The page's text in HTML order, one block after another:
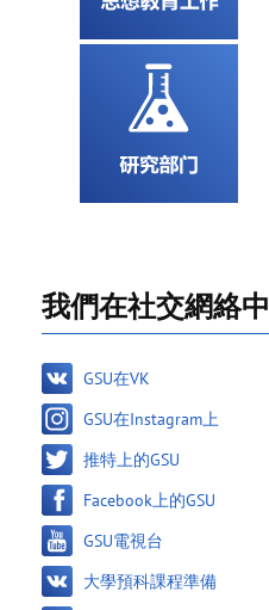
我們在社交網絡中
GSU在VK
GSU在Instagram上
推特上的GSU
Facebook上的GSU
GSU電視台
大學預科課程準備